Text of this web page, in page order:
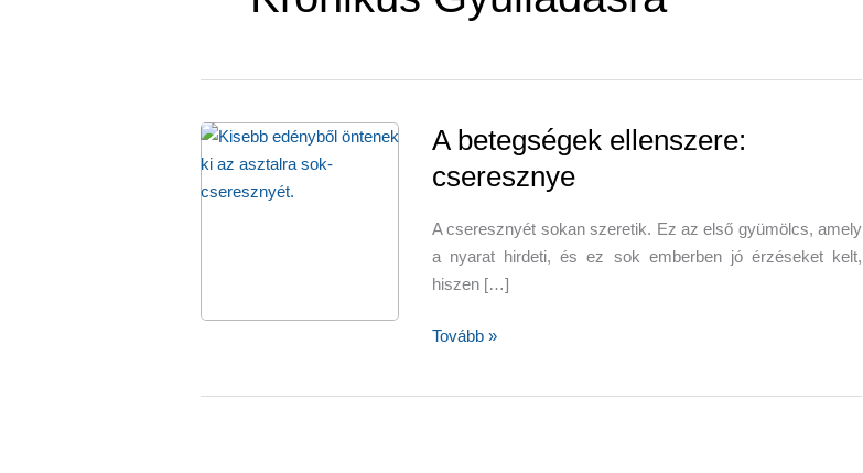
A betegségek ellenszere:
cseresznye
A cseresznyét sokan szeretik. Ez az első gyümölcs, amely
a nyarat hirdeti, és ez sok emberben jó érzéseket kelt,
hiszen […]
A
Tovább »